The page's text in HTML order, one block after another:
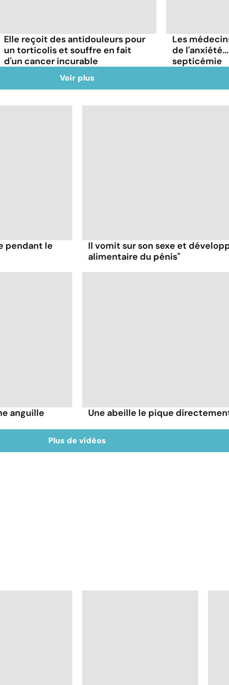
Elle reçoit des antidouleurs pour
un torticolis et souffre en fait
d'un cancer incurable
Les
de
septicémie
Voir plus
pendant le
Il vomit sur son sexe et
alimentaire du pénis"
anguille
Une abeille le pique
Plus de vidéos